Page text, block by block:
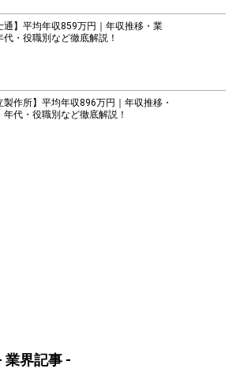
通】平均年収859万円｜年収推移・業
代・役職別など徹底解説！
製作所】平均年収896万円｜年収推移・
年代・役職別など徹底解説！
業界記事 -